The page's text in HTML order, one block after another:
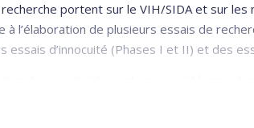
portent sur le VIH/SIDA et sur les
l’élaboration de plusieurs essais de
essais d’innocuité (Phases I et II) et des
Infectious Diseases (NIAID), qui fait
nouveau réseau : le Microbicide Trials